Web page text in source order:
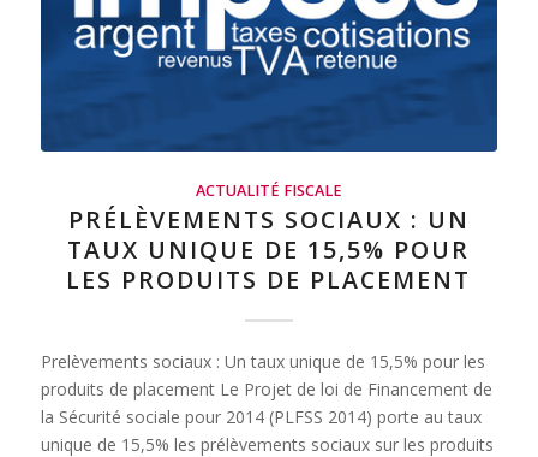
ACTUALITÉ FISCALE
PRÉLÈVEMENTS SOCIAUX : UN
TAUX UNIQUE DE 15,5% POUR
LES PRODUITS DE PLACEMENT
Prelèvements sociaux : Un taux unique de 15,5% pour les
produits de placement Le Projet de loi de Financement de
la Sécurité sociale pour 2014 (PLFSS 2014) porte au taux
unique de 15,5% les prélèvements sociaux sur les produits